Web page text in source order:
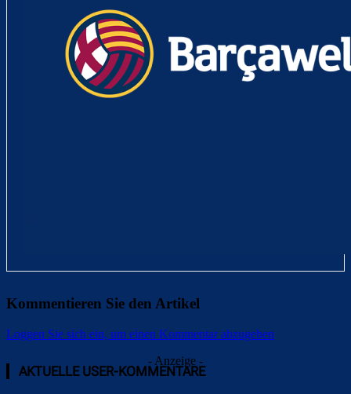
Kommentieren Sie den Artikel
Loggen Sie sich ein, um einen Kommentar abzugeben
- Anzeige -
AKTUELLE USER-KOMMENTARE